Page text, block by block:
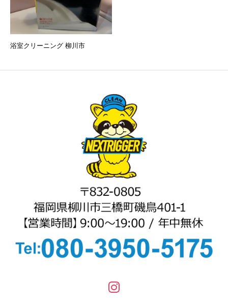
浴室クリーニング 柳川市